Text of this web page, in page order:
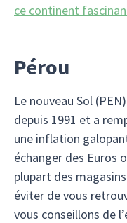
ce continent
Pérou
Le nouveau Sol
depuis 1991 et a
une inflation
échanger des Euros
plupart des
éviter de vous
vous conseillons de